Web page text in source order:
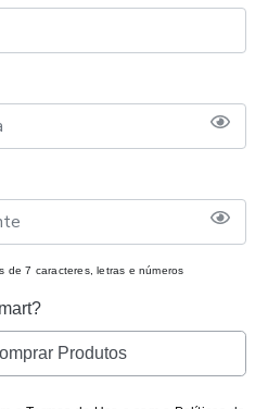
de 7 caracteres, letras e números
Produtos